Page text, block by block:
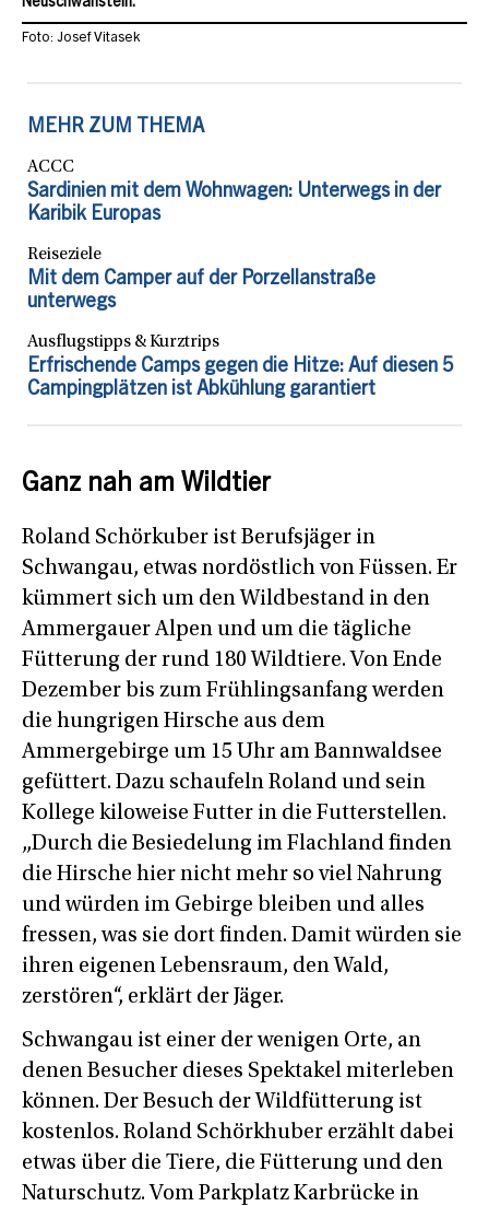
Foto: Josef Vitasek
MEHR ZUM THEMA
ACCC
Sardinien mit dem Wohnwagen: Unterwegs in der
Karibik Europas
Reiseziele
Mit dem Camper auf der Porzellanstraße
unterwegs
Ausflugstipps & Kurztrips
Erfrischende Camps gegen die Hitze: Auf diesen 5
Campingplätzen ist Abkühlung garantiert
Ganz nah am Wildtier
Roland Schörkuber ist Berufsjäger in
Schwangau, etwas nordöstlich von Füssen. Er
kümmert sich um den Wildbestand in den
Ammergauer Alpen und um die tägliche
Fütterung der rund 180 Wildtiere. Von Ende
Dezember bis zum Frühlingsanfang werden
die hungrigen Hirsche aus dem
Ammergebirge um 15 Uhr am Bannwaldsee
gefüttert. Dazu schaufeln Roland und sein
Kollege kiloweise Futter in die Futterstellen.
„Durch die Besiedelung im Flachland finden
die Hirsche hier nicht mehr so viel Nahrung
und würden im Gebirge bleiben und alles
fressen, was sie dort finden. Damit würden sie
ihren eigenen Lebensraum, den Wald,
zerstören“, erklärt der Jäger.
Schwangau ist einer der wenigen Orte, an
denen Besucher dieses Spektakel miterleben
können. Der Besuch der Wildfütterung ist
kostenlos. Roland Schörkhuber erzählt dabei
etwas über die Tiere, die Fütterung und den
Naturschutz. Vom Parkplatz Karbrücke in